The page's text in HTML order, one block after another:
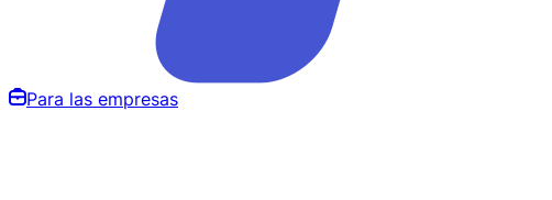
Para las empresas